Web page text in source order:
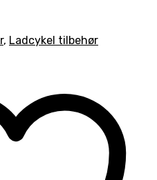
, Ladcykel tilbehør